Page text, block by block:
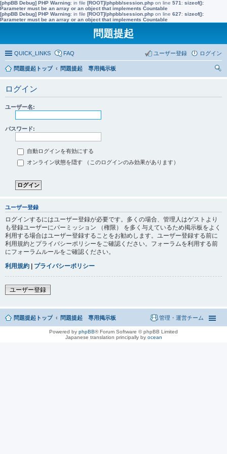
[phpBB Debug] PHP Warning: in file [ROOT]/phpbb/session.php on line 571 : sizeof():
Parameter must be an array or an object that implements Countable
[phpBB Debug] PHP Warning: in file [ROOT]/phpbb/session.php on line 627: sizeof():
Parameter must be an array or an object that implements Countable
問題提起
QUICK_LINKS FAQ ログイン
ユーザー登録
問題提起トップ
問題提起 専用掲示板
ログイン
ユーザー名:
パスワード:
自動ログインを有効にする
オンライン状態を隠す （このログインのみ効果があります）
ユーザー登録
ログインするにはユーザー登録が必要です。多くの場合、管理人はゲストより
も登録ユーザーにパーミッション （権限） を多く与えているため掲示板をよく
利用する場合はユーザー登録することをお勧めします。ユーザー登録する前に
利用規約とプライバシーポリシーをご確認ください。フォーラムを利用する前
にフォーラムルールをご確認ください。
利用規約 | プライバシーポリシー
ユーザー登録
問題提起トップ 問題提起 専用掲示板 管理・運営チーム
Powered by phpBB® Forum Software © phpBB Limited
Japanese translation principally by ocean